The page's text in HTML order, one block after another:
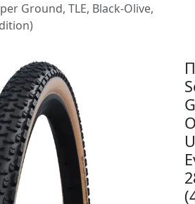
Ground, TLE, Black-Olive,